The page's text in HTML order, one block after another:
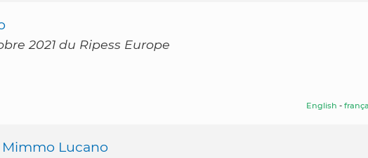
2021 du Ripess Europe
English -
Lucano